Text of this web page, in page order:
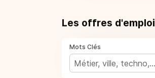
Les offres d'emploi
Mots Clés